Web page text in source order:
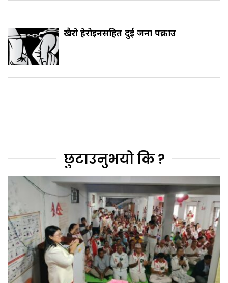
खैरो हेरोइनसहित दुई जना पक्राउ
छुटाउनुभयो कि ?